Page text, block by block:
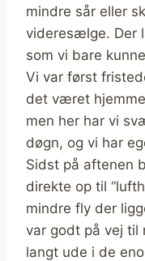
mindre sår eller
videresælge. Der
som vi bare
Vi var først
det været
men her har vi
døgn, og vi har
Sidst på aftenen
direkte op til
mindre fly der
var godt på vej til
langt ude i de